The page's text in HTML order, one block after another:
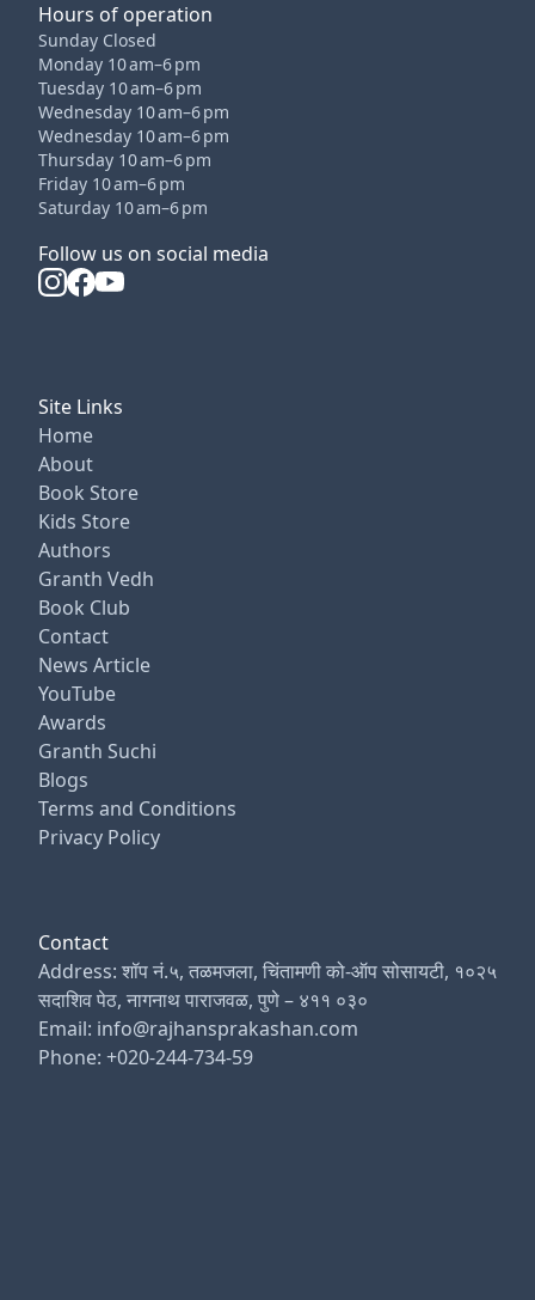
Hours of operation
Sunday Closed
Monday 10 am–6 pm
Tuesday 10 am–6 pm
Wednesday 10 am–6 pm
Wednesday 10 am–6 pm
Thursday 10 am–6 pm
Friday 10 am–6 pm
Saturday 10 am–6 pm
Follow us on social media
Site Links
Home
About
Book Store
Kids Store
Authors
Granth Vedh
Book Club
Contact
News Article
YouTube
Awards
Granth Suchi
Blogs
Terms and Conditions
Privacy Policy
Contact
Address: शॉप नं.५, तळमजला, चिंतामणी को-ऑप सोसायटी, १०२५
सदाशिव पेठ, नागनाथ पाराजवळ, पुणे – ४११ ०३०
Email: info@rajhansprakashan.com
Phone: +020-244-734-59